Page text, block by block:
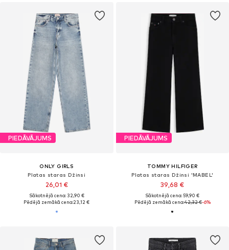
PIEDĀVĀJUMS
ONLY GIRLS
Platas staras Džinsi
26,01 €
Sākotnējā cena: 32,90 €
Pēdējā zemākā cena:23,12 €
PIEDĀVĀJUMS
TOMMY HILFIGER
Platas staras Džinsi 'MABEL'
39,68 €
Sākotnējā cena: 59,90 €
Pēdējā zemākā cena:42,32 €-6%